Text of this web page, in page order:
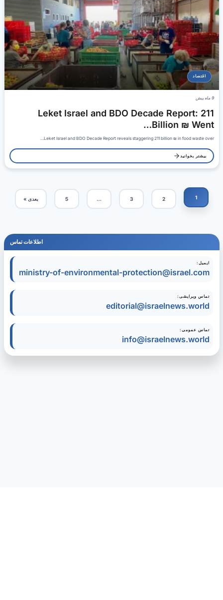
اقتصاد
9 ماه پیش
Leket Israel and BDO Decade Report: 211
Billion ₪ Went…
Leket Israel and BDO Decade Report reveals staggering 211 billion ₪ in food waste over…
بیشتر بخوانید
1
2
3
…
5 بعدی »
اطلاعات تماس
ایمیل:
ministry-of-environmental-protection@israel.com
تماس ویرایشی:
editorial@israelnews.world
تماس عمومی:
info@israelnews.world